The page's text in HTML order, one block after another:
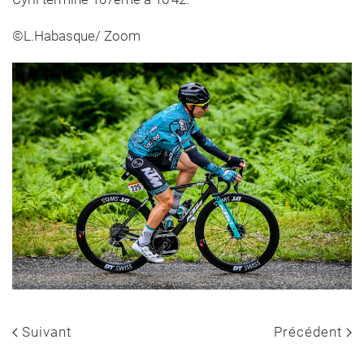
©L.Habasque/ Zoom
Suivant Précédent